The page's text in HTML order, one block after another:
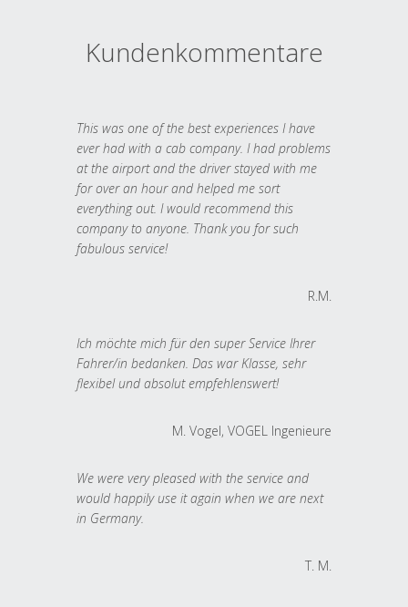
Kundenkommentare
This was one of the best experiences I have
ever had with a cab company. I had problems
at the airport and the driver stayed with me
for over an hour and helped me sort
everything out. I would recommend this
company to anyone. Thank you for such
fabulous service!
R.M.
Ich möchte mich für den super Service Ihrer
Fahrer/in bedanken. Das war Klasse, sehr
flexibel und absolut empfehlenswert!
M. Vogel, VOGEL Ingenieure
We were very pleased with the service and
would happily use it again when we are next
in Germany.
T. M.